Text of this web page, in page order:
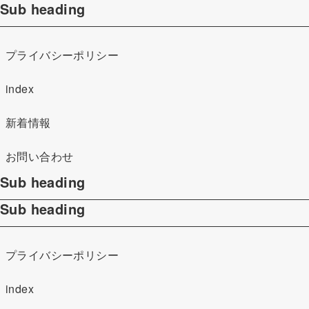
Sub heading
プライバシーポリシー
index
新着情報
お問い合わせ
Sub heading
Sub heading
プライバシーポリシー
index